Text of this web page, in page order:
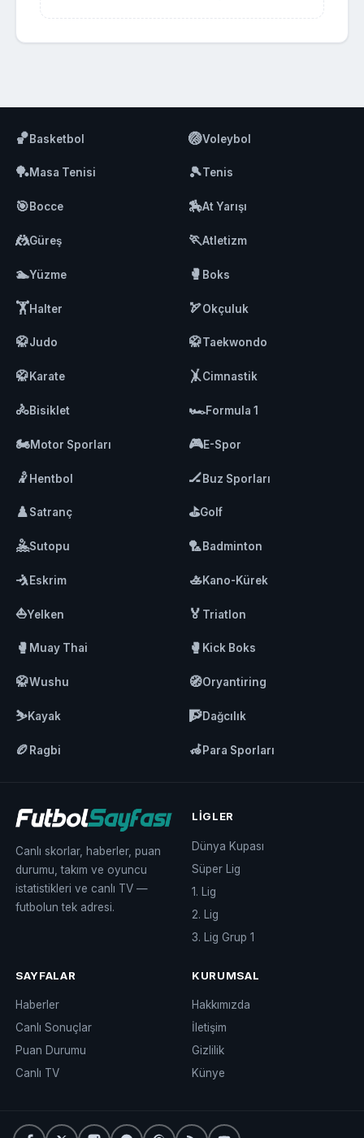
🏀Basketbol 🏐Voleybol
🏓Masa Tenisi 🎾Tenis
🎯Bocce 🏇At Yarışı
🤼Güreş 🏃Atletizm
🏊Yüzme 🥊 Boks
🏋️Halter 🏹Okçuluk
🥋Judo 🥋Taekwondo
🥋Karate 🤸Cimnastik
🚴Bisiklet 🏎️Formula 1
🏍️Motor Sporları 🎮E-Spor
🤾Hentbol 🏒Buz Sporları
♟️Satranç ⛳Golf
🤽Sutopu 🏸Badminton
🤺Eskrim 🚣Kano-Kürek
⛵Yelken 🏅 Triatlon
🥊 Muay Thai 🥊 Kick Boks
🥋Wushu 🧭Oryantiring
⛷️Kayak 🧗Dağcılık
🏉 Ragbi 🦽Para Sporları
Canlı skorlar, haberler, puan
durumu, takım ve oyuncu
istatistikleri ve canlı TV —
futbolun tek adresi.
LIGLER
Dünya Kupası
Süper Lig
1. Lig
2. Lig
3. Lig Grup 1
SAYFALAR
Haberler
Canlı Sonuçlar
Puan Durumu
Canlı TV
KURUMSAL
Hakkımızda
İletişim
Gizlilik
Künye